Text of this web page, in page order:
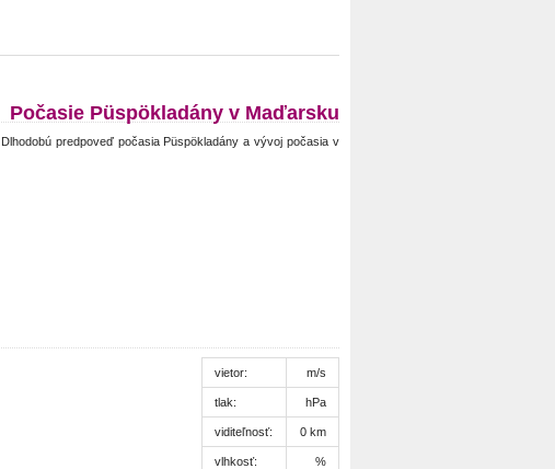
Počasie Püspökladány v Maďarsku
predpoveď počasia Püspökladány a vývoj počasia v
vietor: m/s
tlak: hPa
viditeľnosť: 0 km
vlhkosť: %